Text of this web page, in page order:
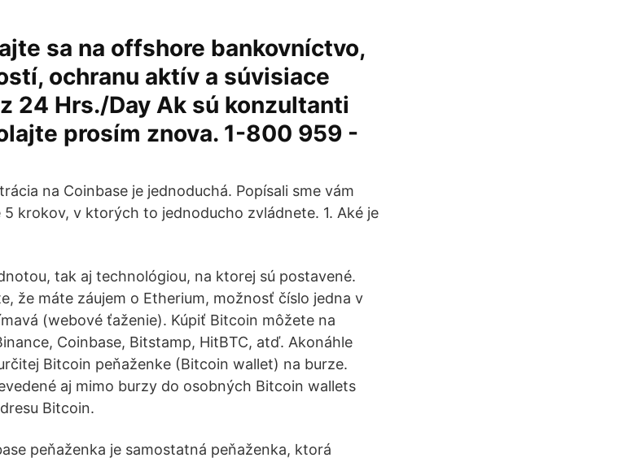
sa na offshore bankovníctvo,
ochranu aktív a súvisiace
24 Hrs./Day Ak sú konzultanti
prosím znova. 1-800 959 -
na Coinbase je jednoduchá. Popísali sme vám
5 krokov, v ktorých to jednoducho zvládnete. 1. Aké je
tak aj technológiou, na ktorej sú postavené.
že máte záujem o Etherium, možnosť číslo jedna v
(webové ťaženie). Kúpiť Bitcoin môžete na
Coinbase, Bitstamp, HitBTC, atď. Akonáhle
Bitcoin peňaženke (Bitcoin wallet) na burze.
aj mimo burzy do osobných Bitcoin wallets
Bitcoin.
peňaženka je samostatná peňaženka, ktorá